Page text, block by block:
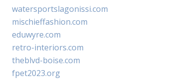
watersportslagonissi.com
mischieffashion.com
eduwyre.com
retro-interiors.com
theblvd-boise.com
fpet2023.org